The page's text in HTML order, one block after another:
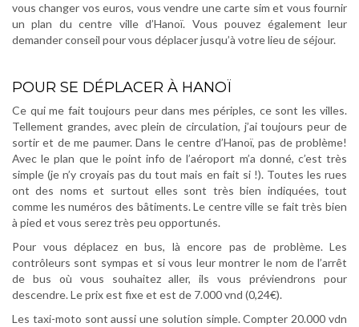
vous changer vos euros, vous vendre une carte sim et vous fournir
un plan du centre ville d’Hanoï. Vous pouvez également leur
demander conseil pour vous déplacer jusqu’à votre lieu de séjour.
POUR SE DÉPLACER À HANOÏ
Ce qui me fait toujours peur dans mes périples, ce sont les villes.
Tellement grandes, avec plein de circulation, j’ai toujours peur de
sortir et de me paumer. Dans le centre d’Hanoï, pas de problème!
Avec le plan que le point info de l’aéroport m’a donné, c’est très
simple (je n’y croyais pas du tout mais en fait si !). Toutes les rues
ont des noms et surtout elles sont très bien indiquées, tout
comme les numéros des bâtiments. Le centre ville se fait très bien
à pied et vous serez très peu opportunés.
Pour vous déplacez en bus, là encore pas de problème. Les
contrôleurs sont sympas et si vous leur montrer le nom de l’arrêt
de bus où vous souhaitez aller, ils vous préviendrons pour
descendre. Le prix est fixe et est de 7.000 vnd (0,24€).
Les taxi-moto sont aussi une solution simple. Compter 20.000 vdn